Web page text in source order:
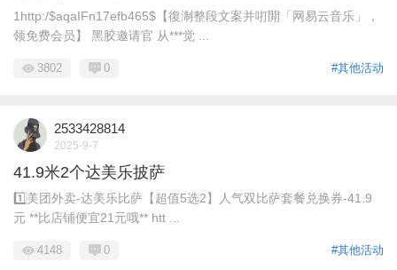
1http:/$aqaIFn17efb465$【復淛整段文案并咑閞「网易云音乐」，
领免费会员】 黑胶邀请官 从***觉 ...
#其他活动
3802 0
2533428814
2025-9-7
41.9米2个达美乐披萨
1️⃣美团外卖-达美乐比萨【超值5选2】人气双比萨套餐兑换券-41.9
元 **比店铺便宜21元哦** htt ...
#其他活动
4148 0